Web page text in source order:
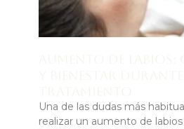
Una de las dudas más
realizar un aumento de labios